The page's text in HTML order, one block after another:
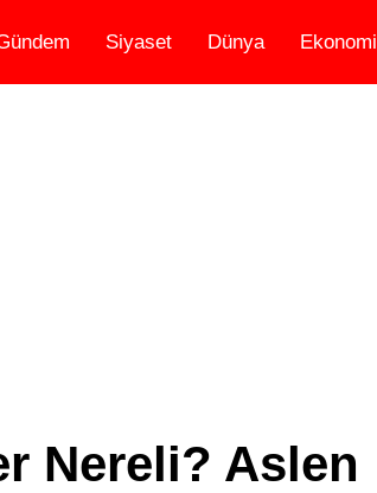
Siyaset Dünya Ekonomi
Nereli? Aslen